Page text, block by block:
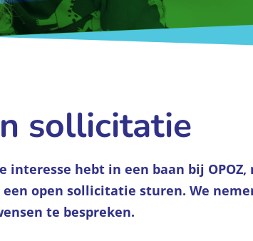
sollicitatie
interesse hebt in een baan bij
een open sollicitatie sturen. We
te bespreken.